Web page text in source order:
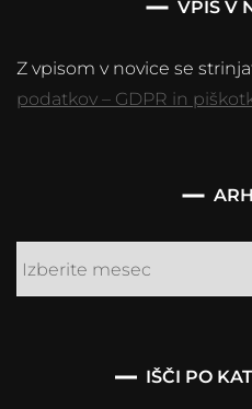
VPIS V
Z vpisom v novice se
podatkov – GDPR in
IŠČI PO